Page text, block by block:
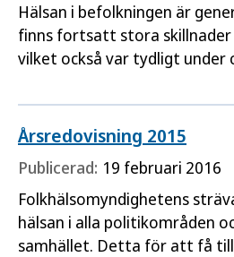
Hälsan i befolkningen är
finns fortsatt stora
vilket också var tydligt under
Sverige, men 2020 sjönk
svenska befolkningen. Bland
Årsredovisning 2015
Publicerad: 19 februari 2016
Folkhälsomyndighetens
hälsan i alla politikområden
samhället. Detta för att få